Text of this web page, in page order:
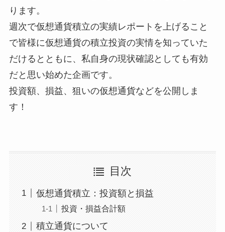
ります。
週次で仮想通貨積立の実績レポートを上げること
で皆様に仮想通貨の積立投資の実情を知っていた
だけるとともに、私自身の現状確認としても有効
だと思い始めた企画です。
投資額、損益、狙いの仮想通貨などを公開しま
す！
目次
仮想通貨積立：投資額と損益
投資・損益合計額
積立通貨について